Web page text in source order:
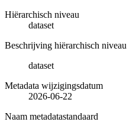
Hiërarchisch niveau
dataset
Beschrijving hiërarchisch niveau
dataset
Metadata wijzigingsdatum
2026-06-22
Naam metadatastandaard